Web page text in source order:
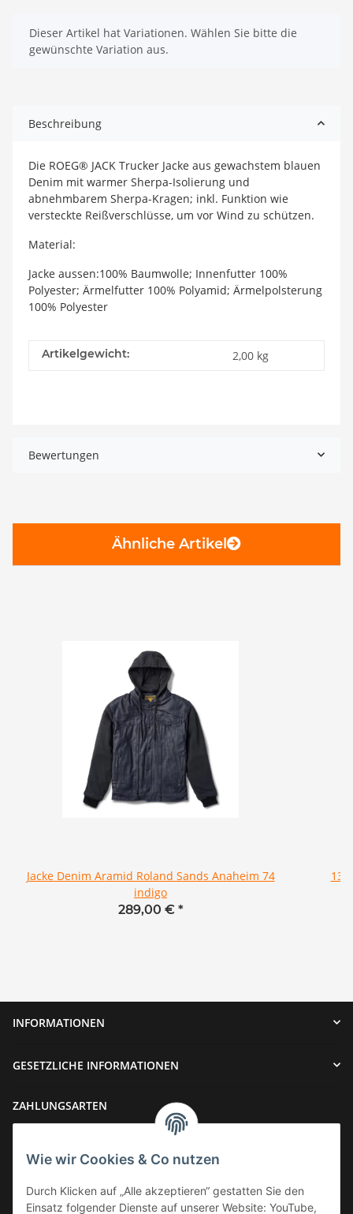
x
Dieser Artikel hat Variationen. Wählen Sie bitte die
gewünschte Variation aus.
Beschreibung
Die ROEG® JACK Trucker Jacke aus gewachstem blauen
Denim mit warmer Sherpa-Isolierung und
abnehmbarem Sherpa-Kragen; inkl. Funktion wie
versteckte Reißverschlüsse, um vor Wind zu schützen.
Material:
Jacke aussen:100% Baumwolle; Innenfutter 100%
Polyester; Ärmelfutter 100% Polyamid; Ärmelpolsterung
100% Polyester
Artikelgewicht: 2,00 kg
Bewertungen
Ähnliche Artikel
Jacke Denim Aramid Roland Sands Anaheim 74
indigo
289,00 € *
13
INFORMATIONEN
GESETZLICHE INFORMATIONEN
ZAHLUNGSARTEN
Wie wir Cookies & Co nutzen
Durch Klicken auf „Alle akzeptieren“ gestatten Sie den
Einsatz folgender Dienste auf unserer Website: YouTube,